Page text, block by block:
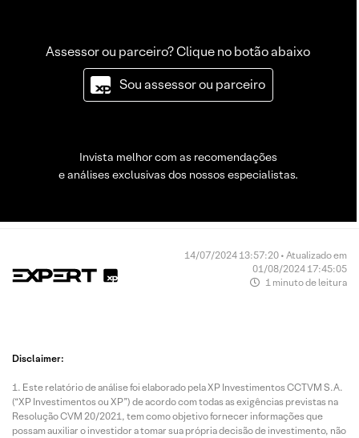
Assessor ou parceiro? Clique no botão abaixo
Sou assessor ou parceiro
Invista melhor com as recomendações
e análises exclusivas dos nossos especialistas.
14/07/2024 13:57:20 • Atualizado em
01/08/2024 17:45:05
1 minuto de leitura
Disclaimer:
Este relatório de análise foi elaborado pela XP Investimentos CCTVM S.A.
(“XP Investimentos ou XP”) de acordo com todas as exigências previstas na
Resolução CVM 20/2021, tem como objetivo fornecer informações que
possam auxiliar o investidor a tomar sua própria decisão de investimento, não